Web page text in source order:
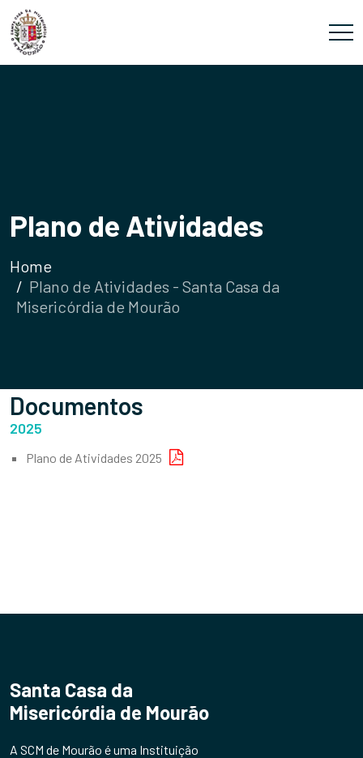
Plano de Atividades
Home
Plano de Atividades - Santa Casa da
Misericórdia de Mourão
Documentos
2025
Plano de Atividades 2025
Santa Casa da
Misericórdia de Mourão
A SCM de Mourão é uma Instituição